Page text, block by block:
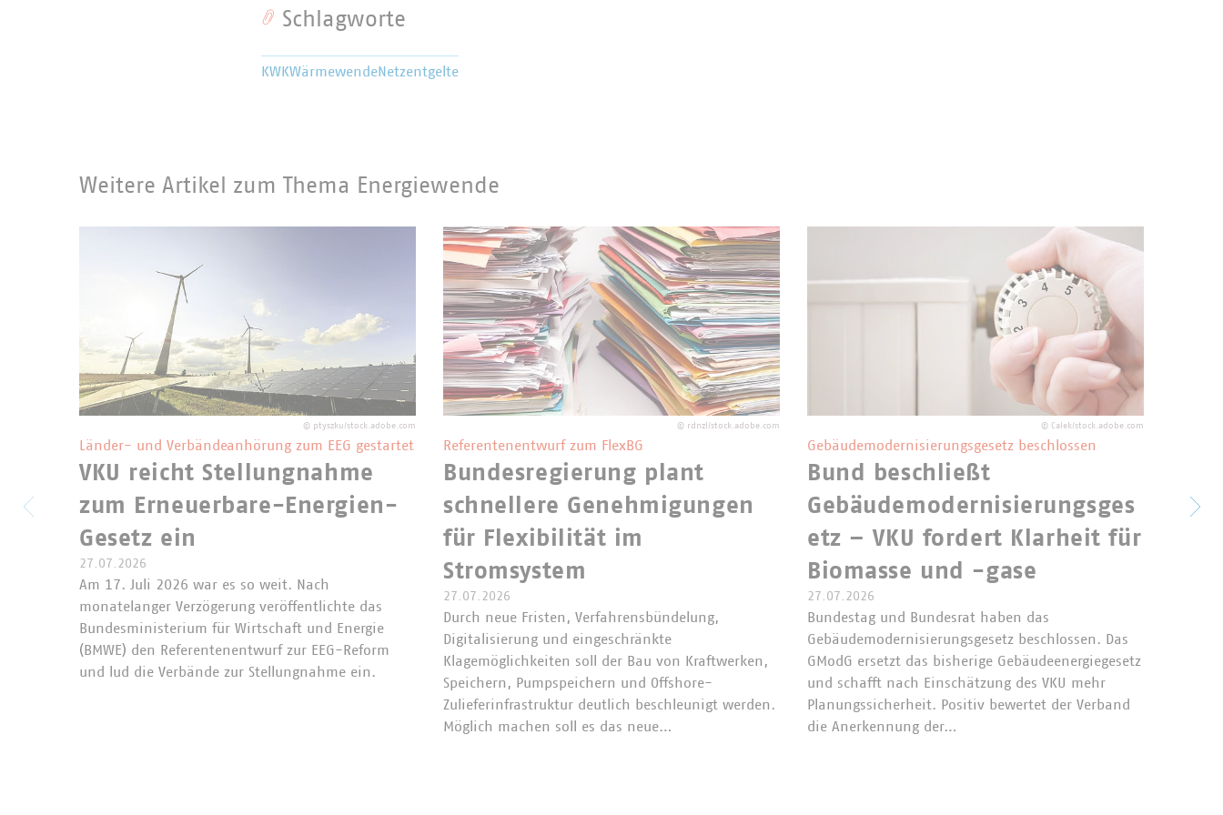
Schlagworte
KWKWärmewendeNetzentgelte
Weitere Artikel zum Thema Energiewende
© ptyszku/stock.adobe.com
Länder- und Verbändeanhörung zum EEG gestartet
VKU reicht Stellungnahme
zum Erneuerbare-Energien-
Gesetz ein
27.07.2026
Am 17. Juli 2026 war es so weit. Nach
monatelanger Verzögerung veröffentlichte das
Bundesministerium für Wirtschaft und Energie
(BMWE) den Referentenentwurf zur EEG-Reform
und lud die Verbände zur Stellungnahme ein.
© rdnzl/stock.adobe.com
Referentenentwurf zum FlexBG
Bundesregierung plant
schnellere Genehmigungen
für Flexibilität im
Stromsystem
27.07.2026
Durch neue Fristen, Verfahrensbündelung,
Digitalisierung und eingeschränkte
Klagemöglichkeiten soll der Bau von Kraftwerken,
Speichern, Pumpspeichern und Offshore-
Zulieferinfrastruktur deutlich beschleunigt werden.
Möglich machen soll es das neue…
© Calek/stock.adobe.com
Gebäudemodernisierungsgesetz beschlossen
Bund beschließt
Gebäudemodernisierungsges
etz – VKU fordert Klarheit für
Biomasse und -gase
27.07.2026
Bundestag und Bundesrat haben das
Gebäudemodernisierungsgesetz beschlossen. Das
GModG ersetzt das bisherige Gebäudeenergiegesetz
und schafft nach Einschätzung des VKU mehr
Planungssicherheit. Positiv bewertet der Verband
die Anerkennung der…